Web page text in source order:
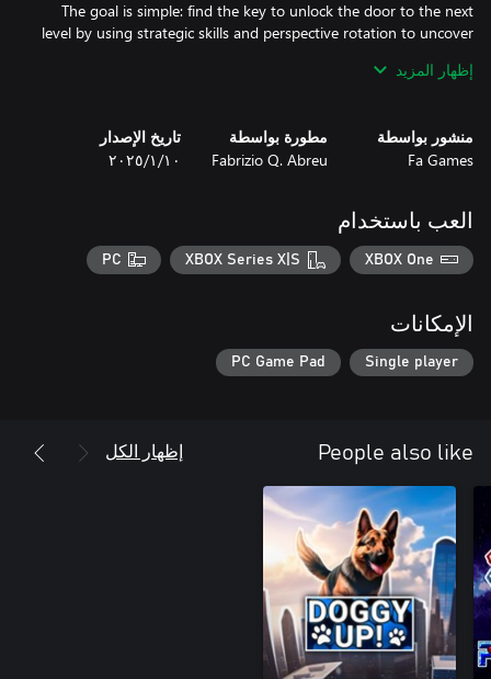
The goal is simple: find the key to unlock the door to the next
level by using strategic skills and perspective rotation to uncover
controls, FlipCat delivers a fun and engaging experience for
إظهار المزيد
منشور بواسطة
Fa Games
مطورة بواسطة
Fabrizio Q. Abreu
تاريخ الإصدار
١٠‏/١‏/٢٠٢٥
العب باستخدام
XBOX One
XBOX Series X|S
PC
الإمكانات
Single player
PC Game Pad
People also like إظهار الكل